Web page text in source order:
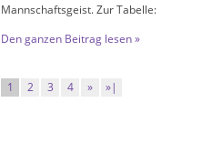
Mannschaftsgeist. Zur Tabelle:
Den ganzen Beitrag lesen »
1 2 3 4 » »|